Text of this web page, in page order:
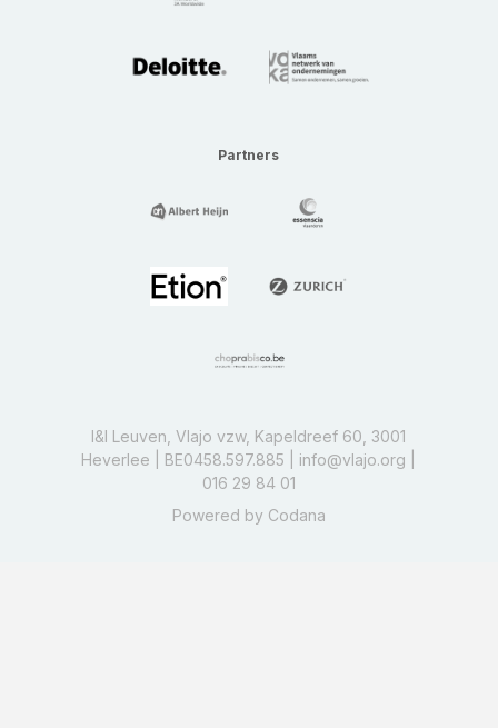
Partners
I&I Leuven, Vlajo vzw, Kapeldreef 60, 3001
Heverlee | BE0458.597.885 | info@vlajo.org
016 29 84 01
Powered by Codana